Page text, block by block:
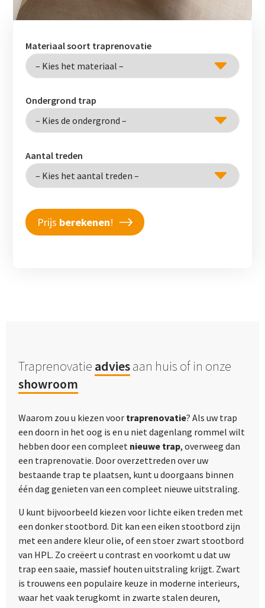
Materiaal soort traprenovatie
Ondergrond trap
Aantal treden
Prijs berekenen!
Traprenovatie adviesaan huis of in onze
showroom
Waarom zou u kiezen voor traprenovatie? Als uw trap
een doorn in het oog is en u niet dagenlang rommel wilt
hebben door een compleet nieuwe trap, overweeg dan
een traprenovatie. Door overzettreden over uw
bestaande trap te plaatsen, kunt u doorgaans binnen
één dag genieten van een compleet nieuwe uitstraling.
U kunt bijvoorbeeld kiezen voor lichte eiken treden met
een donker stootbord. Dit kan een eiken stootbord zijn
met een andere kleur olie, of een stoer zwart stootbord
van HPL. Zo creëert u contrast en voorkomt u dat uw
trap een saaie, massief houten uitstraling krijgt. Zwart
is trouwens een populaire keuze in moderne interieurs,
waar het vaak terugkomt in zwarte stalen deuren,